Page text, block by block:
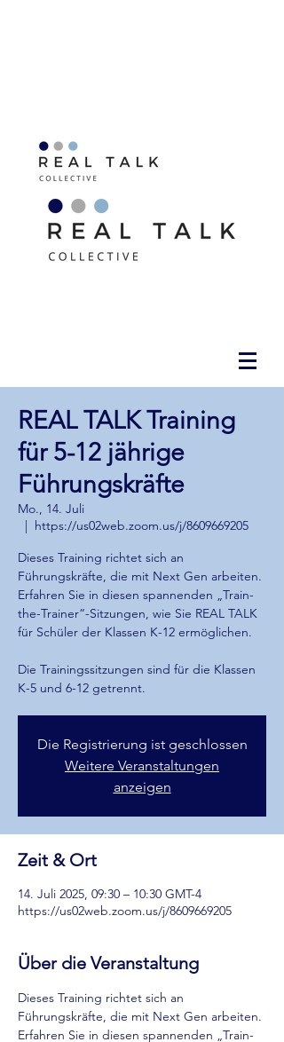
REAL TALK Training
für 5-12 jährige
Führungskräfte
Mo., 14. Juli
  |
https://us02web.zoom.us/j/8609669205
Dieses Training richtet sich an
Führungskräfte, die mit Next Gen arbeiten.
Erfahren Sie in diesen spannenden „Train-
the-Trainer“-Sitzungen, wie Sie REAL TALK
für Schüler der Klassen K-12 ermöglichen.
Die Trainingssitzungen sind für die Klassen
K-5 und 6-12 getrennt.
Die Registrierung ist geschlossen
Weitere Veranstaltungen
anzeigen
Zeit & Ort
14. Juli 2025, 09:30 – 10:30 GMT-4
https://us02web.zoom.us/j/8609669205
Über die Veranstaltung
Dieses Training richtet sich an
Führungskräfte, die mit Next Gen arbeiten.
Erfahren Sie in diesen spannenden „Train-